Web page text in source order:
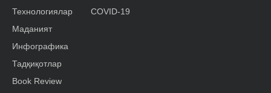
Технологиялар
Маданият
Инфографика
Тадқиқотлар
Book Review
COVID-19